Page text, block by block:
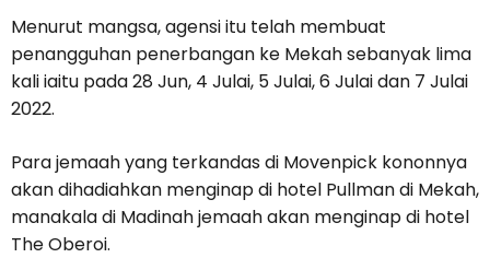
Menurut mangsa, agensi itu telah membuat
penangguhan penerbangan ke Mekah sebanyak lima
kali iaitu pada 28 Jun, 4 Julai, 5 Julai, 6 Julai dan 7 Julai
2022.
Para jemaah yang terkandas di Movenpick kononnya
akan dihadiahkan menginap di hotel Pullman di Mekah,
manakala di Madinah jemaah akan menginap di hotel
The Oberoi.